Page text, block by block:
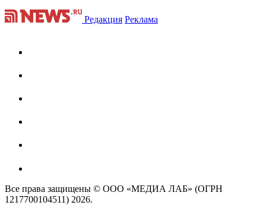
Редакция Реклама
Все права защищены © ООО «МЕДИА ЛАБ» (ОГРН
1217700104511) 2026.